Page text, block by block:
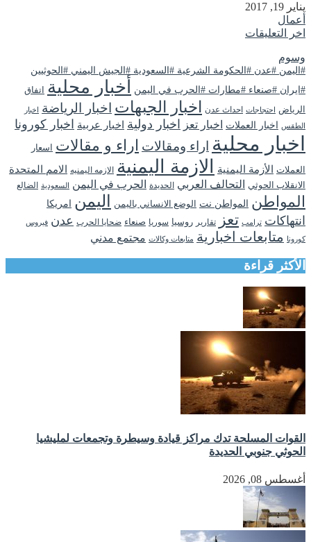
يناير 19, 2017
أعمال
اخر التعليقات
وسوم
#اليمن #عدن #الحكومة الشرعية #السعودية #الجيش اليمني #الحوثيين
#ايران #صنعاء #مطارات #الحرب في اليمن
أخبار محلية
اتفاق
الرياض
احتجاجات احداث عدن اخبار الجبهات اخبار الرياضة اخبار
الطقس
اخبار العملات اخبار تعز اخبار دولية اخبار عربية اخبار كورونا
اخبار محلية اراء ومقالات اراء و مقالات اسعار
العملات الأزمة اليمنية الازمة اليمنية الازمه اليمنيه الامم المتحدة
الانقلاب الحوثي التحالف العربي الحديدة الحرب في اليمن السعودية الضالع
المواطن المواطن نت الوضع الانساني باليمن اليمن امريكا
انتهاكات ترامب تعز تقارير روسيا سوريا صنعاء ضحايا الحرب عدن فيروس
كورونا متابعات اخبارية متابعات وكالات مجتمع مدني
الأكثر قراءة
القوات المسلحة تدك مراكز قيادة وسيطرة وتجمعات لمليشيا
الحوثي جنوبي الحديدة
أغسطس 08, 2026